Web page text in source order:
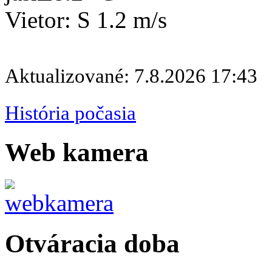
Vietor: S 1.2 m/s
Aktualizované: 7.8.2026 17:43
História počasia
Web kamera
Otváracia doba